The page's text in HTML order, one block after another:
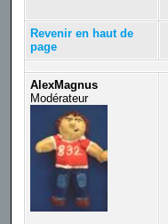
Revenir en haut de
page
AlexMagnus
Modérateur